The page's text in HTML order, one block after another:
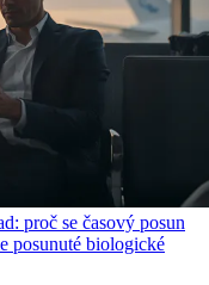
proč se časový posun
posunuté biologické